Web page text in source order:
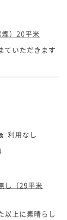
）20平米
ていただきます
利用なし
し（29平米
以上に素晴らし